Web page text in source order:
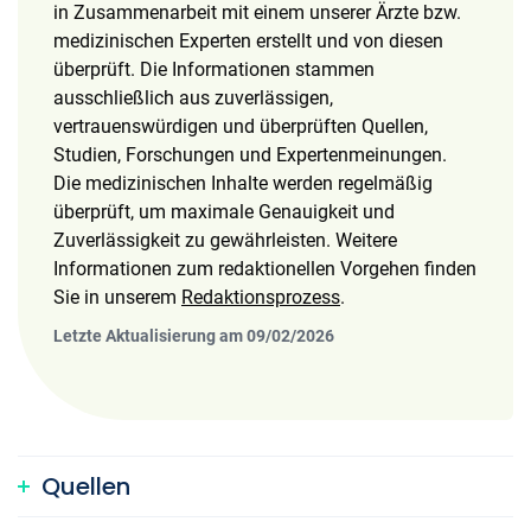
in Zusammenarbeit mit einem unserer Ärzte bzw.
medizinischen Experten erstellt und von diesen
überprüft. Die Informationen stammen
ausschließlich aus zuverlässigen,
vertrauenswürdigen und überprüften Quellen,
Studien, Forschungen und Expertenmeinungen.
Die medizinischen Inhalte werden regelmäßig
überprüft, um maximale Genauigkeit und
Zuverlässigkeit zu gewährleisten. Weitere
Informationen zum redaktionellen Vorgehen finden
Sie in unserem Redaktionsprozess.
Letzte Aktualisierung am 09/02/2026
Quellen